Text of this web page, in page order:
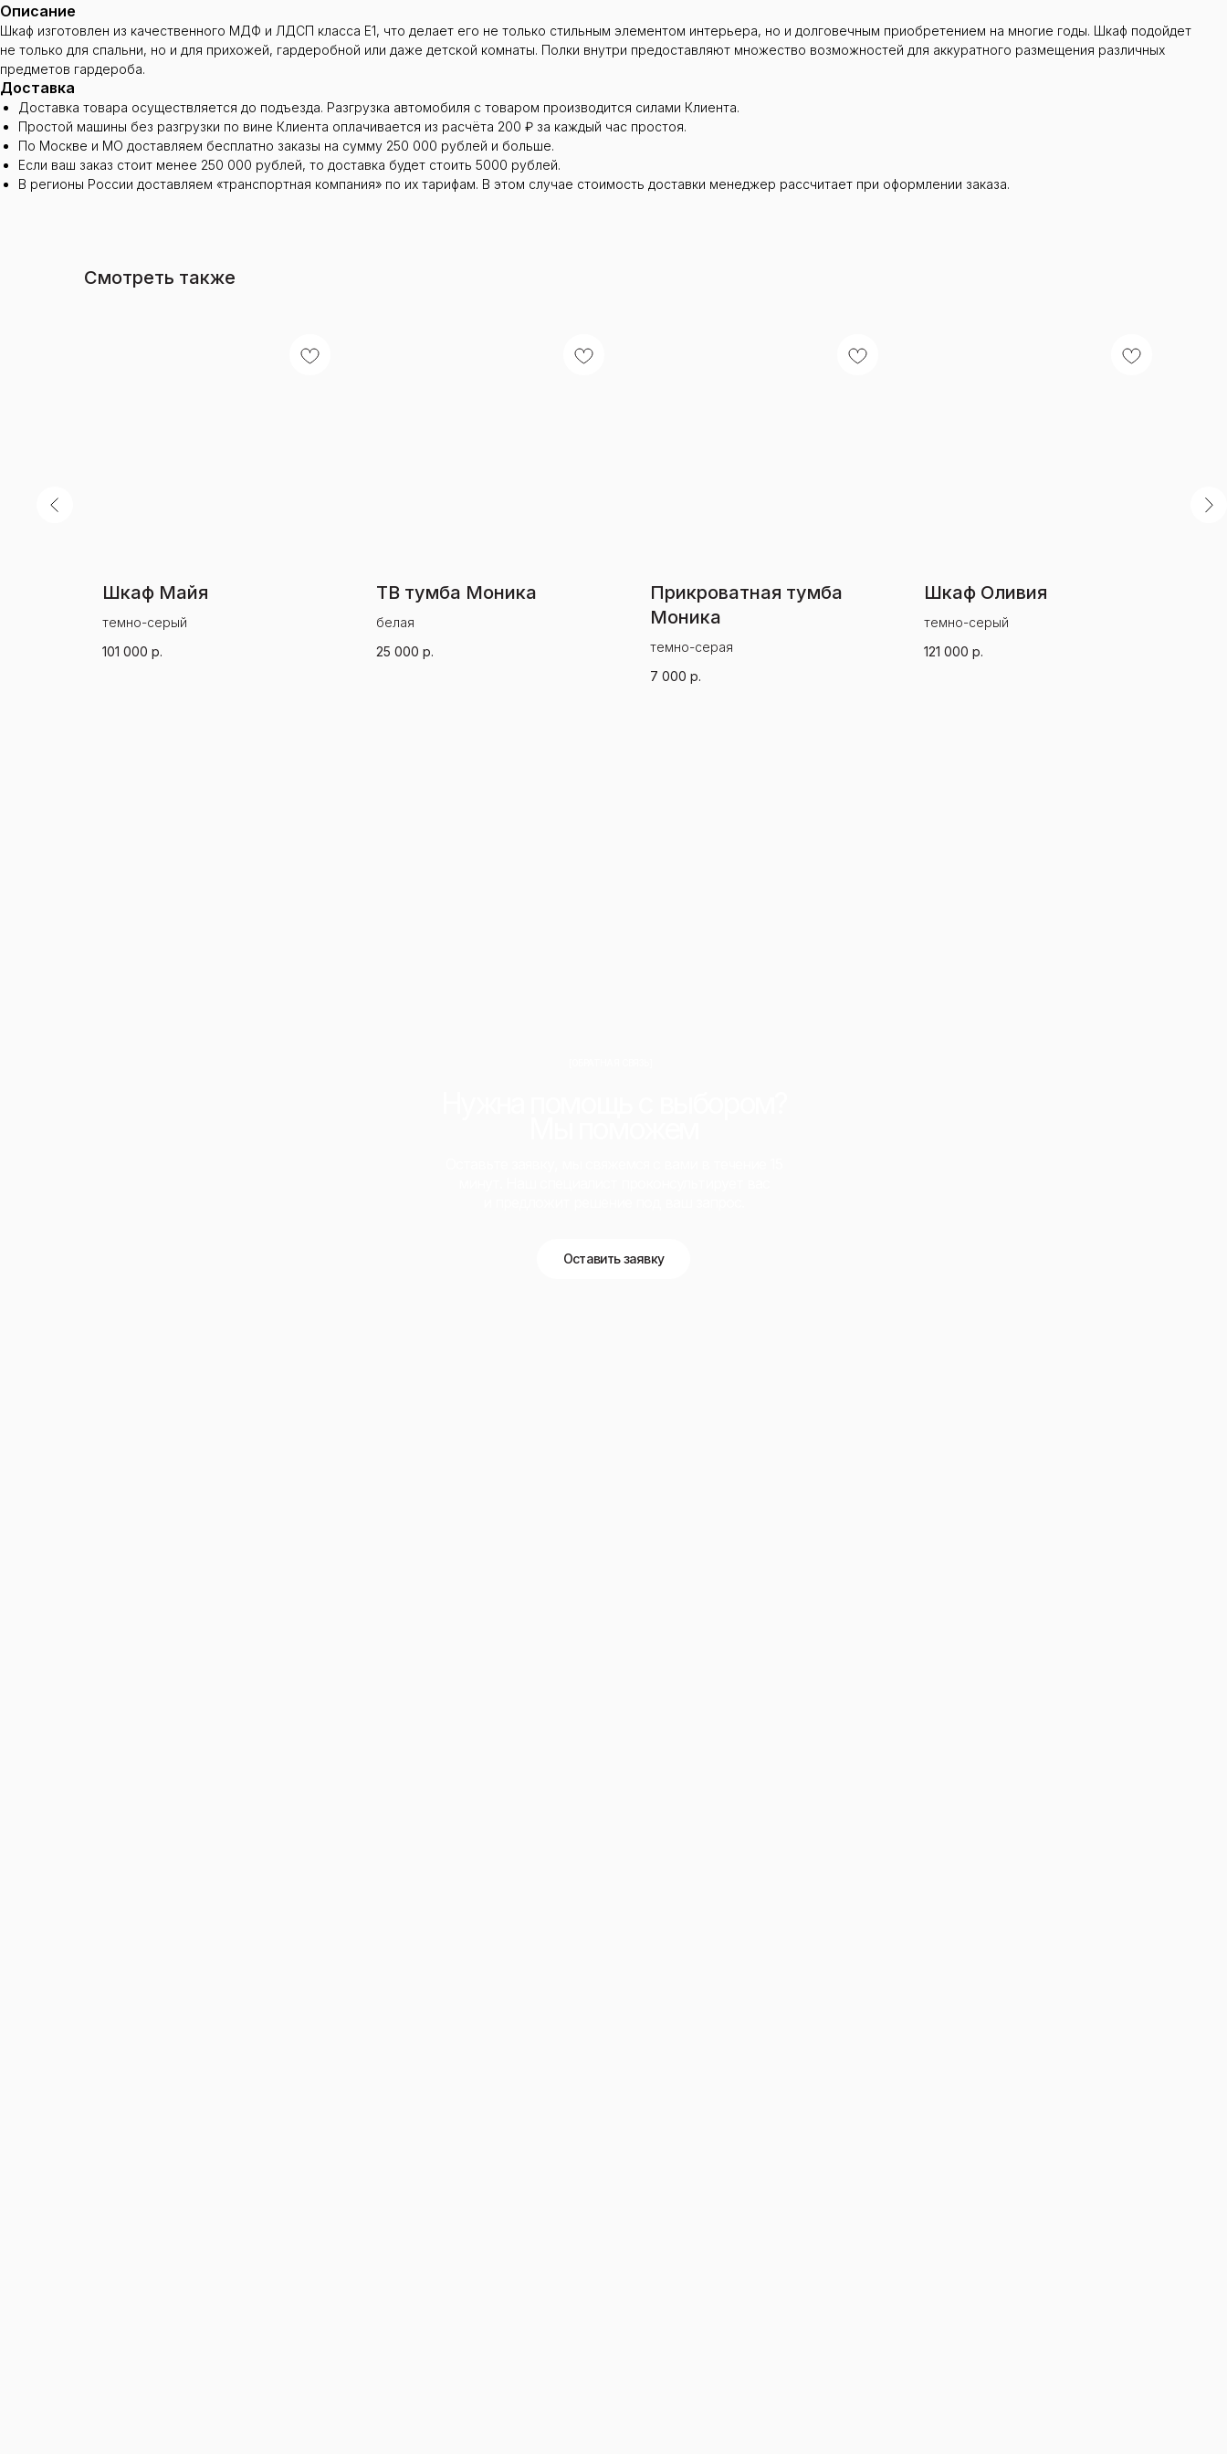
Описание
Шкаф изготовлен из качественного МДФ и ЛДСП класса Е1, что делает его не только стильным элементом интерьера, но и долговечным приобретением на многие годы. Шкаф подойдет
не только для спальни, но и для прихожей, гардеробной или даже детской комнаты. Полки внутри предоставляют множество возможностей для аккуратного размещения различных
предметов гардероба.
Доставка
Доставка товара осуществляется до подъезда. Разгрузка автомобиля с товаром производится силами Клиента.
Простой машины без разгрузки по вине Клиента оплачивается из расчёта 200 ₽ за каждый час простоя.
По Москве и МО доставляем бесплатно заказы на сумму 250 000 рублей и больше.
Если ваш заказ стоит менее 250 000 рублей, то доставка будет стоить 5000 рублей.
В регионы России доставляем «транспортная компания» по их тарифам. В этом случае стоимость доставки менеджер рассчитает при оформлении заказа.
Смотреть также
Шкаф Майя
темно-серый
101 000 р.
ТВ тумба Моника
белая
25 000 р.
Прикроватная тумба
Моника
темно-серая
7 000 р.
Шкаф Оливия
темно-серый
121 000 р.
Оставить заявку